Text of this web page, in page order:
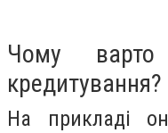
Чому варто
кредитування?
На прикладі